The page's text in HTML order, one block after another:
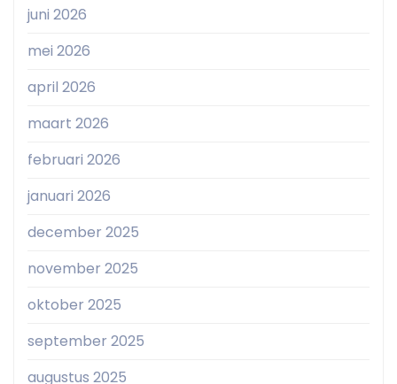
juni 2026
mei 2026
april 2026
maart 2026
februari 2026
januari 2026
december 2025
november 2025
oktober 2025
september 2025
augustus 2025